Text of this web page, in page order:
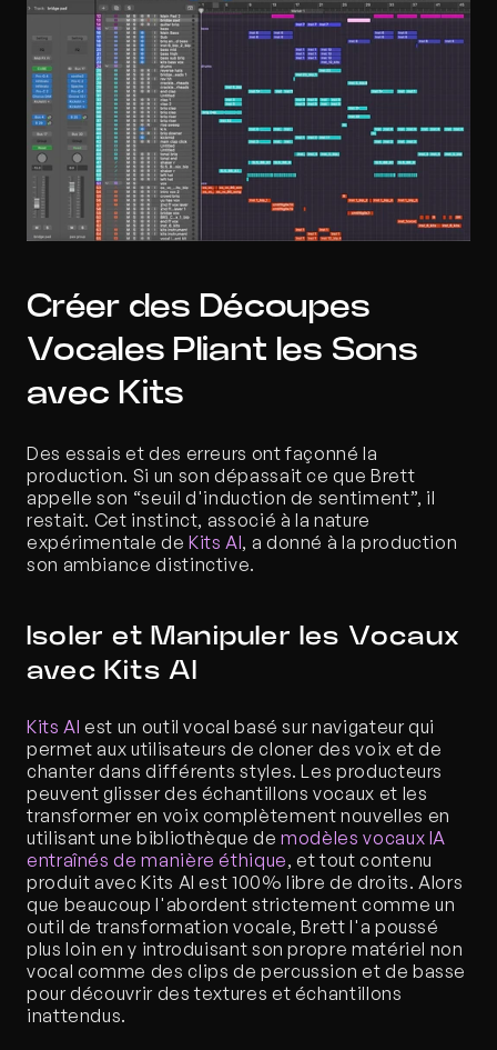
Créer des Découpes
Vocales Pliant les Sons
avec Kits
Des essais et des erreurs ont façonné la
production. Si un son dépassait ce que Brett
appelle son “seuil d'induction de sentiment”, il
restait. Cet instinct, associé à la nature
expérimentale de Kits AI, a donné à la production
son ambiance distinctive.
Isoler et Manipuler les Vocaux
avec Kits AI
Kits AI est un outil vocal basé sur navigateur qui
permet aux utilisateurs de cloner des voix et de
chanter dans différents styles. Les producteurs
peuvent glisser des échantillons vocaux et les
transformer en voix complètement nouvelles en
utilisant une bibliothèque de modèles vocaux IA
entraînés de manière éthique, et tout contenu
produit avec Kits AI est 100% libre de droits. Alors
que beaucoup l'abordent strictement comme un
outil de transformation vocale, Brett l'a poussé
plus loin en y introduisant son propre matériel non
vocal comme des clips de percussion et de basse
pour découvrir des textures et échantillons
inattendus.